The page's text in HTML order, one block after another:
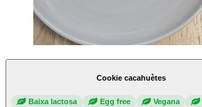
Cookie cacahuètes
Baixa lactosa Egg free Vegana